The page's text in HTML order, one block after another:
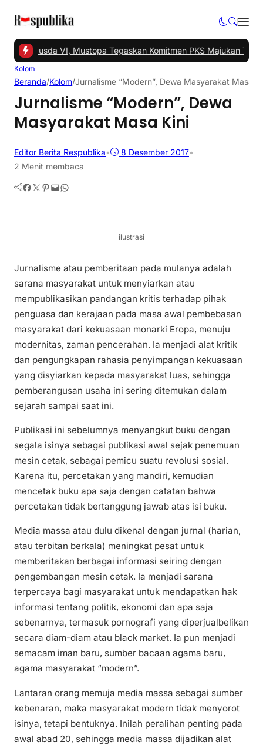
Musda VI, Mustopa Tegaskan Komitmen PKS Majukan Tangsel
Kolom
Beranda/Kolom/Jurnalisme “Modern”, Dewa Masyarakat Masa
Jurnalisme “Modern”, Dewa
Masyarakat Masa Kini
Editor Berita Respublika• 8 Desember 2017•
2 Menit membaca
Facebook Twitter Pinterest Mail WhatsApp
ilustrasi
Jurnalisme atau pemberitaan pada mulanya adalah
sarana masyarakat untuk menyiarkan atau
mempublikasikan pandangan kritis terhadap pihak
penguasa dan kerajaan pada masa awal pembebasan
masyarakat dari kekuasaan monarki Eropa, menuju
modernitas, zaman pencerahan. Ia menjadi alat kritik
dan pengungkapan rahasia penyimpangan kekuasaan
yang disyiarkan kepada masyarakat luas, sehingga
pemberangusan usaha ini sering ditemukan dalam
sejarah sampai saat ini.
Publikasi ini sebelumnya menyangkut buku dengan
segala isinya sebagai publikasi awal sejak penemuan
mesin cetak, sebagai pemicu suatu revolusi sosial.
Karena itu, percetakan yang mandiri, kemudian
mencetak buku apa saja dengan catatan bahwa
percetakan tidak bertanggung jawab atas isi buku.
Media massa atau dulu dikenal dengan jurnal (harian,
atau terbitan berkala) meningkat pesat untuk
memberitakan berbagai informasi seiring dengan
pengembangan mesin cetak. Ia menjadi sarana
terpercaya bagi masyarakat untuk mendapatkan hak
informasi tentang politik, ekonomi dan apa saja
sebenarnya, termasuk pornografi yang diperjualbelikan
secara diam-diam atau black market. Ia pun menjadi
semacam iman baru, sumber bacaan agama baru,
agama masyarakat “modern”.
Lantaran orang memuja media massa sebagai sumber
kebenaran, maka masyarakat modern tidak menyorot
isinya, tetapi bentuknya. Inilah peralihan penting pada
awal abad 20, sehingga media massa dijadikan alat